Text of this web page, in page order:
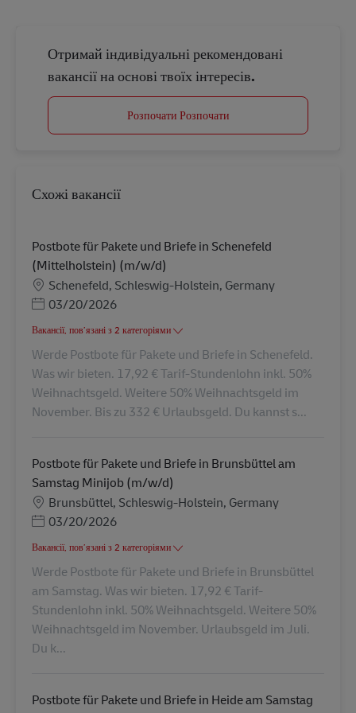
Отримай індивідуальні рекомендовані
вакансії на основі твоїх інтересів.
Розпочати Розпочати
Схожі вакансії
Postbote für Pakete und Briefe in Schenefeld
(Mittelholstein) (m/w/d)
Місцезнаходження
Schenefeld, Schleswig-Holstein, Germany
Posted Date
03/20/2026
Вакансії, пов’язані з 2 категоріями
Werde Postbote für Pakete und Briefe in Schenefeld.
Was wir bieten. 17,92 € Tarif-Stundenlohn inkl. 50%
Weihnachtsgeld. Weitere 50% Weihnachtsgeld im
November. Bis zu 332 € Urlaubsgeld. Du kannst s...
Postbote für Pakete und Briefe in Brunsbüttel am
Samstag Minijob (m/w/d)
Місцезнаходження
Brunsbüttel, Schleswig-Holstein, Germany
Posted Date
03/20/2026
Вакансії, пов’язані з 2 категоріями
Werde Postbote für Pakete und Briefe in Brunsbüttel
am Samstag. Was wir bieten. 17,92 € Tarif-
Stundenlohn inkl. 50% Weihnachtsgeld. Weitere 50%
Weihnachtsgeld im November. Urlaubsgeld im Juli.
Du k...
Postbote für Pakete und Briefe in Heide am Samstag